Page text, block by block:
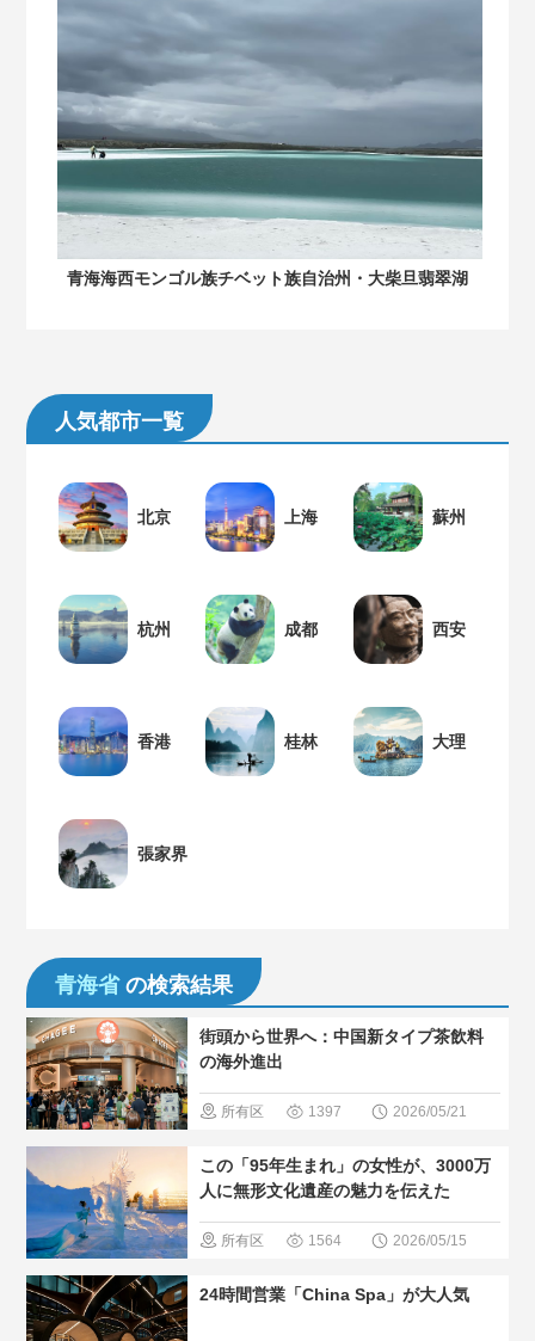
青海海西モンゴル族チベット族自治州・大柴旦翡翠湖
人気都市一覧
北京 上海 蘇州
杭州 成都 西安
香港 桂林 大理
張家界
青海省の検索結果
街頭から世界へ：中国新タイプ茶飲料
の海外進出
所有区
のグルメ
＃人気・お
現地の暮ら
1397 2026/05/21
この「95年生まれ」の女性が、3000万
人に無形文化遺産の魅力を伝えた
所有区 1564 2026/05/15
24時間営業「China Spa」が大人気